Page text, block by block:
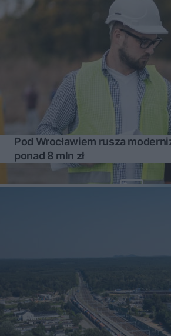
Pod Wrocławiem rusza
ponad 8 mln zł